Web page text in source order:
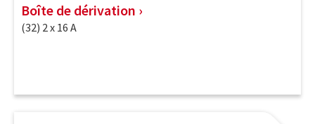
Boîte de dérivation
(32) 2 x 16 A